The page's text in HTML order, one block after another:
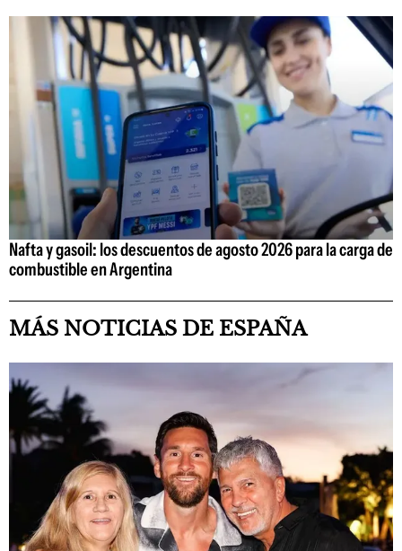
Nafta y gasoil: los descuentos de agosto 2026 para la carga de
combustible en Argentina
MÁS NOTICIAS DE ESPAÑA